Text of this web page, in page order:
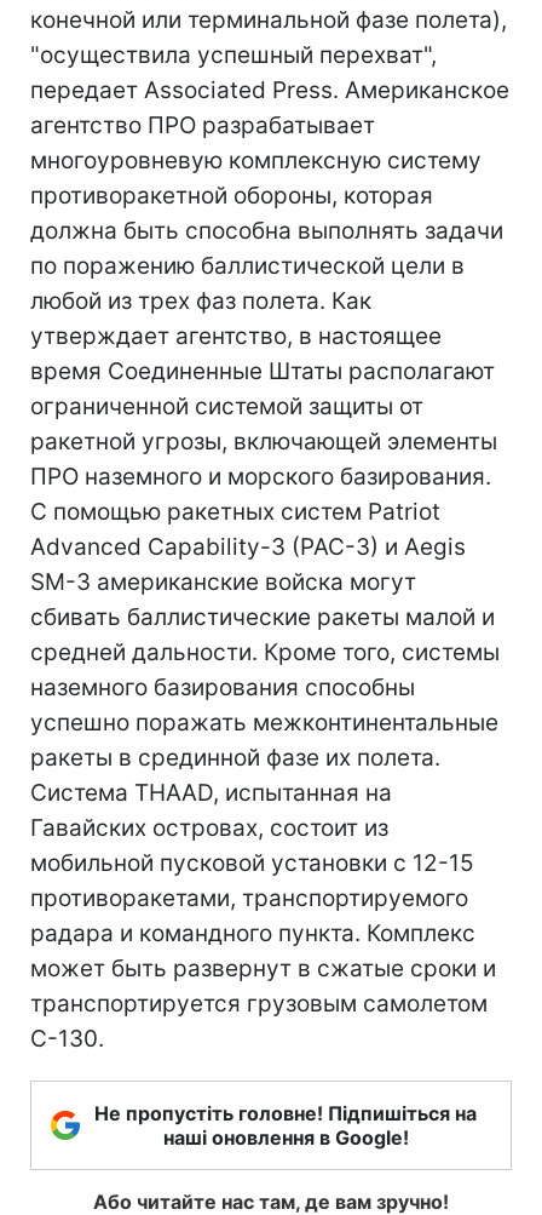
конечной или терминальной фазе полета),
"осуществила успешный перехват",
передает Associated Press. Американское
агентство ПРО разрабатывает
многоуровневую комплексную систему
противоракетной обороны, которая
должна быть способна выполнять задачи
по поражению баллистической цели в
любой из трех фаз полета. Как
утверждает агентство, в настоящее
время Соединенные Штаты располагают
ограниченной системой защиты от
ракетной угрозы, включающей элементы
ПРО наземного и морского базирования.
С помощью ракетных систем Patriot
Advanced Capability-3 (PAC-3) и Aegis
SM-3 американские войска могут
сбивать баллистические ракеты малой и
средней дальности. Кроме того, системы
наземного базирования способны
успешно поражать межконтинентальные
ракеты в срединной фазе их полета.
Система THAAD, испытанная на
Гавайских островах, состоит из
мобильной пусковой установки с 12-15
противоракетами, транспортируемого
радара и командного пункта. Комплекс
может быть развернут в сжатые сроки и
транспортируется грузовым самолетом
C-130.
Не пропустіть головне! Підпишіться на
наші оновлення в Google!
Або читайте нас там, де вам зручно!